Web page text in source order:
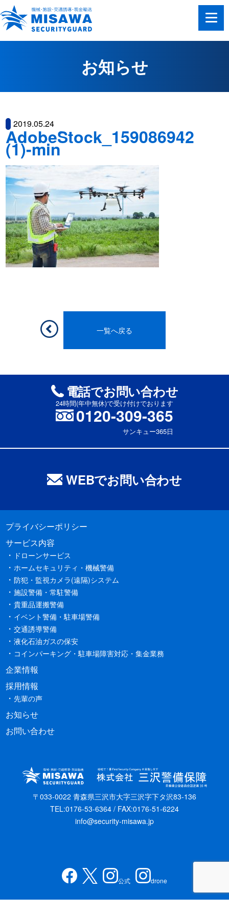
お知らせ
2019.05.24
AdobeStock_159086942
(1)-min
一覧へ戻る
電話でお問い合わせ
24時間(年中無休)で受け付けでおります
0120-309-365
サンキュー365日
WEBでお問い合わせ
プライバシーポリシー
サービス内容
ドローンサービス
ホームセキュリティ・機械警備
防犯・監視カメラ(遠隔)システム
施設警備・常駐警備
貴重品運搬警備
イベント警備・駐車場警備
交通誘導警備
液化石油ガスの保安
コインパーキング・駐車場障害対応・集金業務
企業情報
採用情報
先輩の声
お知らせ
お問い合わせ
〒033-0022 青森県三沢市大字三沢字下タ沢83-136
TEL:0176-53-6364 / FAX:0176-51-6224
info@security-misawa.jp
公式 drone